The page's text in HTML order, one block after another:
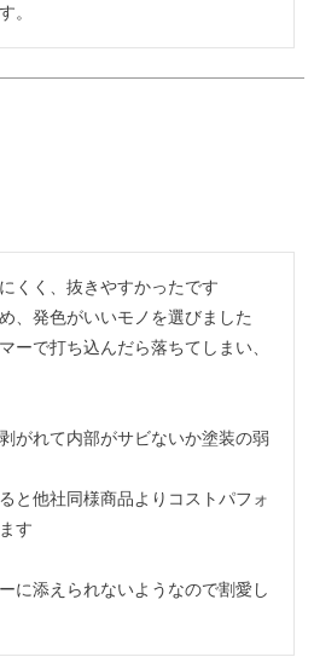
。
くく、抜きやすかったです
、発色がいいモノを選びました
ーで打ち込んだら落ちてしまい、
がれて内部がサビないか塗装の弱
と他社同様商品よりコストパフォ
す
に添えられないようなので割愛し